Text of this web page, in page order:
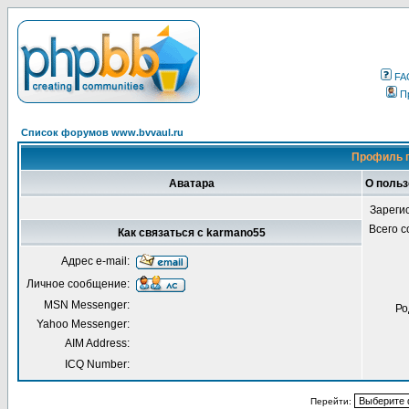
Список форумов www.bvvaul.ru
Профиль
Аватара О
Всего
Как связаться с karmano55
Адрес e-mail:
Личное сообщение:
MSN Messenger:
Yahoo Messenger:
AIM Address:
ICQ Number:
Перейти: